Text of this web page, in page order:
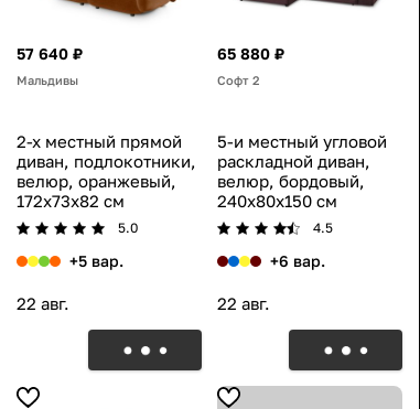
57 640 ₽
Мальдивы
2-х местный прямой
диван, подлокотники,
велюр, оранжевый,
172x73x82 см
5.0
+5 вар.
22 авг.
65 880 ₽
Софт 2
5-и местный угловой
раскладной диван,
велюр, бордовый,
240x80x150 см
4.5
+6 вар.
22 авг.